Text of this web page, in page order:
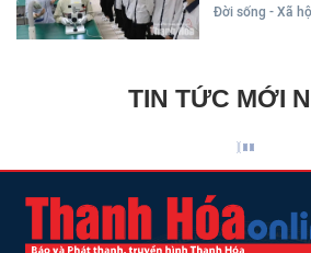
Đời sống - Xã
TIN TỨC MỚI